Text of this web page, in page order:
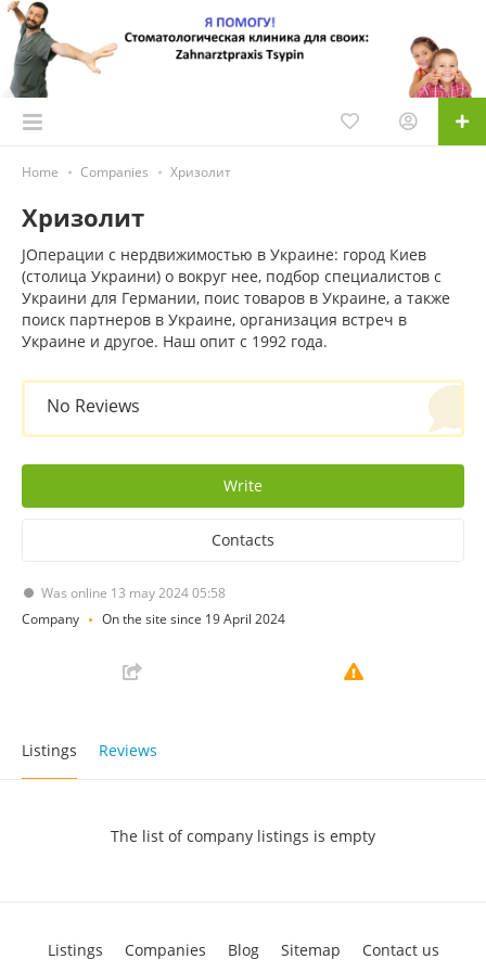
Home Companies Хризолит
Хризолит
JОперации с нердвижимостью в Украине: город Киев
(столица Украини) о вокруг нее, подбор специалистов с
Украини для Германии, поис товаров в Украине, а также
поиск партнеров в Украине, организация встреч в
Украине и другое. Наш опит с 1992 года.
No Reviews
Write
Contacts
Was online 13 may 2024 05:58
Company
On the site since 19 April 2024
Listings Reviews
The list of company listings is empty
Listings Companies Blog Sitemap Contact us